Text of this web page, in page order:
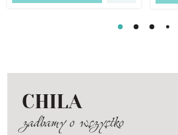
CHILA
zadbamy o wszystko